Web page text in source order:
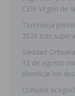
CEIP Virgen de
Torrevieja
2026 tras
Sanidad
12 de agosto
planificar los
Orihuela